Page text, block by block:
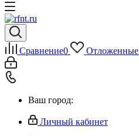
Сравнение0 Отложенные
Ваш город:
Личный кабинет